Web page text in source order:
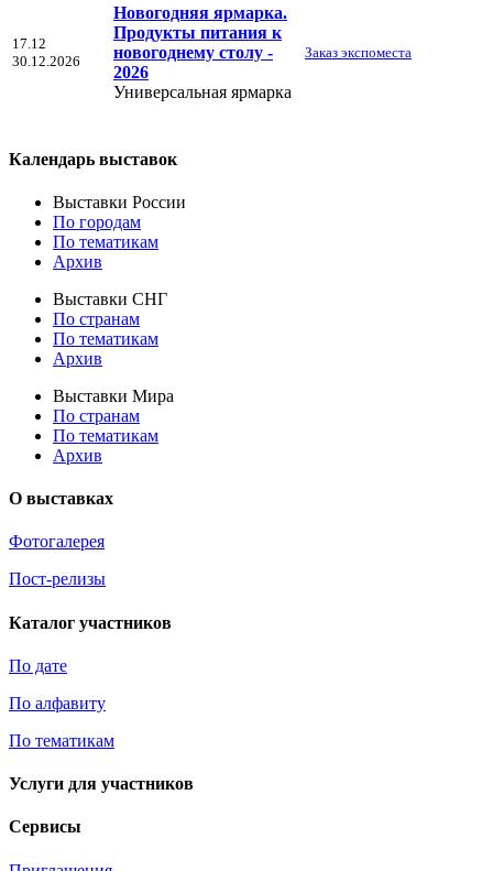
17.12
30.12.2026
Новогодняя ярмарка.
Продукты питания к
новогоднему столу -
2026
Универсальная ярмарка
Заказ экспоместа
Календарь выставок
Выставки России
По городам
По тематикам
Архив
Выставки СНГ
По странам
По тематикам
Архив
Выставки Мира
По странам
По тематикам
Архив
О выставках
Фотогалерея
Пост-релизы
Каталог участников
По дате
По алфавиту
По тематикам
Услуги для участников
Сервисы